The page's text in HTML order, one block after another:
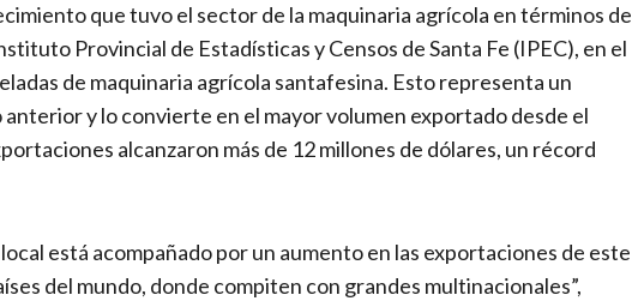
que tuvo el sector de la maquinaria agrícola en términos de
Provincial de Estadísticas y Censos de Santa Fe (IPEC), en el
de maquinaria agrícola santafesina. Esto representa un
y lo convierte en el mayor volumen exportado desde el
alcanzaron más de 12 millones de dólares, un récord
está acompañado por un aumento en las exportaciones de este
del mundo, donde compiten con grandes multinacionales”,